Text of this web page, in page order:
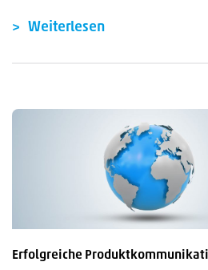
Weiterlesen
Erfolgreiche